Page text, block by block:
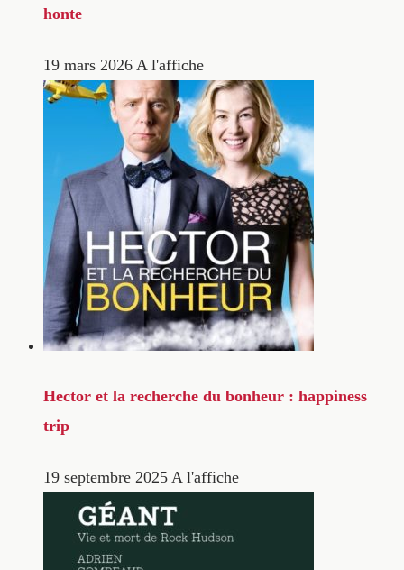
honte
19 mars 2026 A l'affiche
Hector et la recherche du bonheur : happiness
trip
19 septembre 2025 A l'affiche